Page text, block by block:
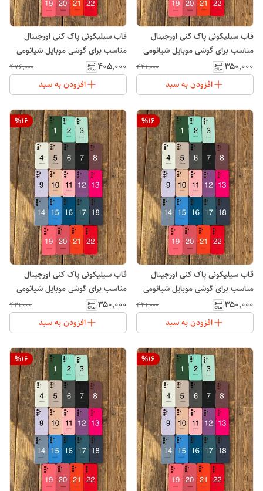
قاب سیلیکونی پاک کنی اورجینال
مناسب برای گوشی موبایل شیائومی
پوکو Xiaomi POCO C71
۳۵۰٬۰۰۰ ۴۲۱٬۰۰۰
افزودن به سبد
قاب سیلیکونی پاک کنی اورجینال
مناسب برای گوشی موبایل شیائومی
پوکو Xiaomi POCO X7
۴۰۵٬۰۰۰ ۴۷۶٬۰۰۰
افزودن به سبد
%16
قاب سیلیکونی پاک کنی اورجینال
مناسب برای گوشی موبایل شیائومی
Note 14 Pro 4G
۳۵۰٬۰۰۰ ۴۲۱٬۰۰۰
افزودن به سبد
%16
قاب سیلیکونی پاک کنی اورجینال
مناسب برای گوشی موبایل شیائومی
Note 14 4G
۳۵۰٬۰۰۰ ۴۲۱٬۰۰۰
افزودن به سبد
%16
%16